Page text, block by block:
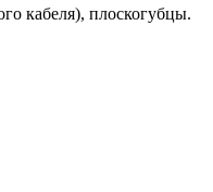
кабеля), плоскогубцы.